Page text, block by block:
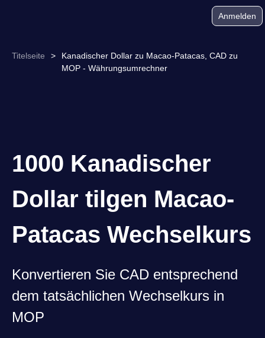
Anmelden
Titelseite >
Kanadischer Dollar zu Macao-Patacas, CAD zu
MOP - Währungsumrechner
1000 Kanadischer
Dollar tilgen Macao-
Patacas Wechselkurs
Konvertieren Sie CAD entsprechend
dem tatsächlichen Wechselkurs in
MOP